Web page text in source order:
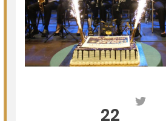
DZISIEJSZY Podlasie24
Kolejny rekord na Bugu
Zmiany personalne w diecezji